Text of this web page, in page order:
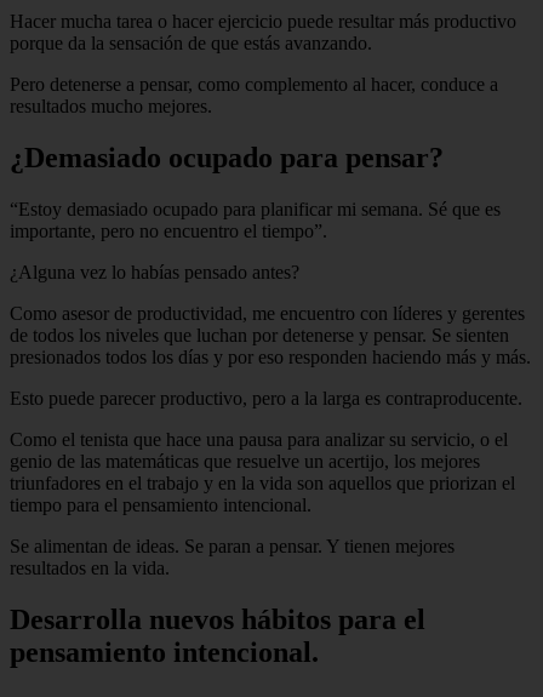
Hacer mucha tarea o hacer ejercicio puede resultar más productivo
porque da la sensación de que estás avanzando.
Pero detenerse a pensar, como complemento al hacer, conduce a
resultados mucho mejores.
¿Demasiado ocupado para pensar?
“Estoy demasiado ocupado para planificar mi semana. Sé que es
importante, pero no encuentro el tiempo”.
¿Alguna vez lo habías pensado antes?
Como asesor de productividad, me encuentro con líderes y gerentes
de todos los niveles que luchan por detenerse y pensar. Se sienten
presionados todos los días y por eso responden haciendo más y más.
Esto puede parecer productivo, pero a la larga es contraproducente.
Como el tenista que hace una pausa para analizar su servicio, o el
genio de las matemáticas que resuelve un acertijo, los mejores
triunfadores en el trabajo y en la vida son aquellos que priorizan el
tiempo para el pensamiento intencional.
Se alimentan de ideas. Se paran a pensar. Y tienen mejores
resultados en la vida.
Desarrolla nuevos hábitos para el
pensamiento intencional.